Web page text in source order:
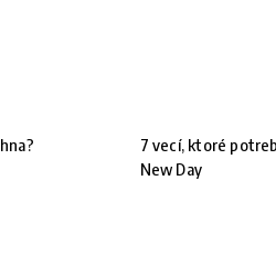
7 vecí, ktoré
New Day